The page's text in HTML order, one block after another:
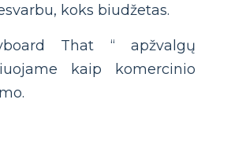
koks biudžetas.
That “ apžvalgų
kaip komercinio